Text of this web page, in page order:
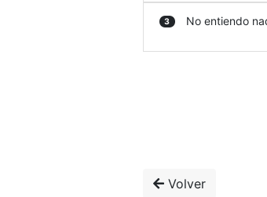
3 No entiendo
Volver